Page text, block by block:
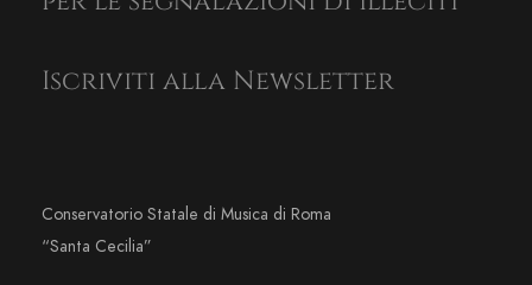
Iscriviti alla Newsletter
Conservatorio Statale di Musica di Roma
“Santa Cecilia”